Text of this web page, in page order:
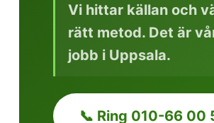
Vi hittar källan och
rätt metod. Det är
jobb i Uppsala.
📞 Ring 010-66 00